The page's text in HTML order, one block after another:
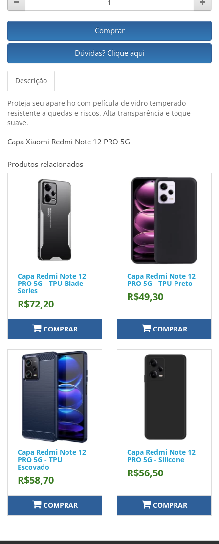
Comprar
Dúvidas? Clique aqui
Descrição
Proteja seu aparelho com película de vidro temperado
resistente a quedas e riscos. Alta transparência e toque
suave.
Capa Xiaomi Redmi Note 12 PRO 5G
Produtos relacionados
Capa Redmi Note 12
PRO 5G - TPU Blade
Series
R$72,20
COMPRAR
Capa Redmi Note 12
PRO 5G - TPU Preto
R$49,30
COMPRAR
Capa Redmi Note 12
PRO 5G - TPU
Escovado
R$58,70
COMPRAR
Capa Redmi Note 12
PRO 5G - Silicone
R$56,50
COMPRAR